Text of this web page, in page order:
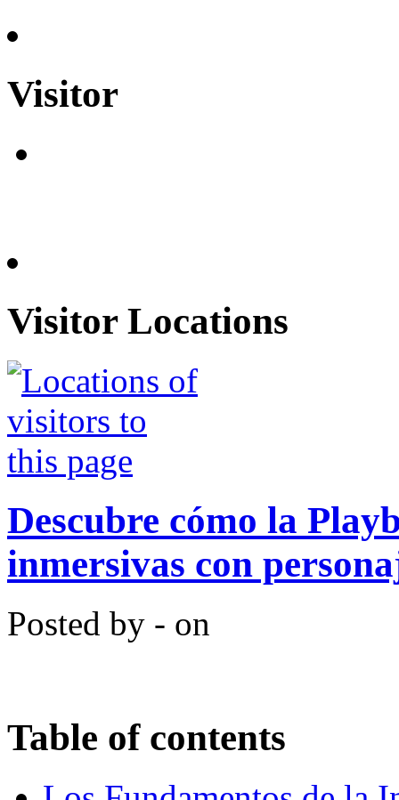
Visitor
Visitor Locations
Descubre cómo la
inmersivas con
Posted by - on
Table of contents